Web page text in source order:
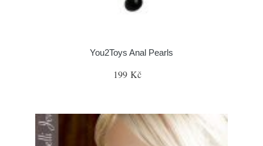
You2Toys Anal Pearls
199 Kč